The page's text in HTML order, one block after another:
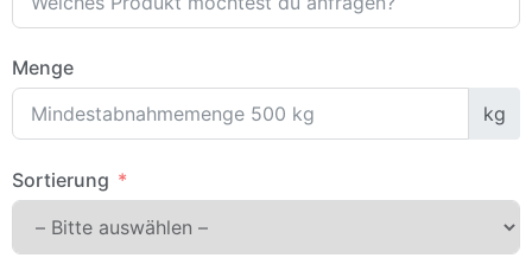
Menge
kg
Sortierung